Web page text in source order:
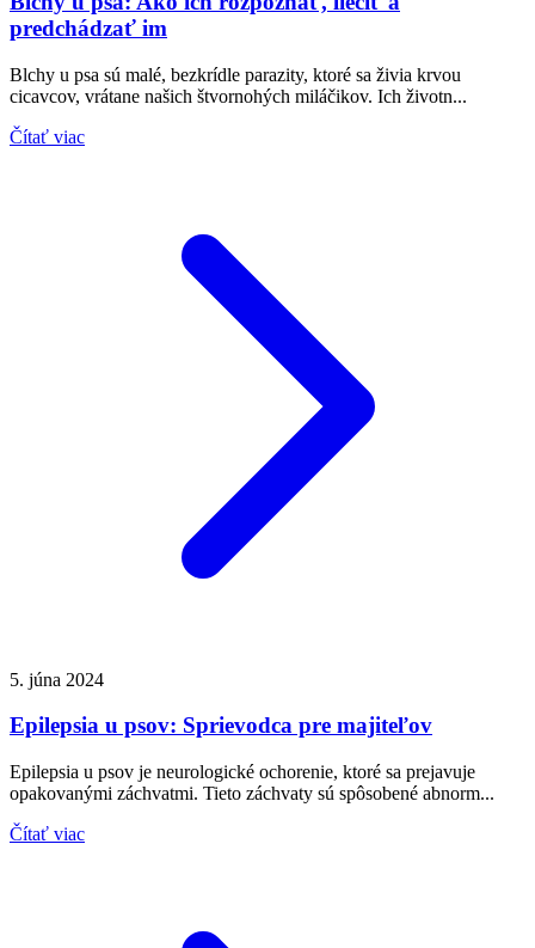
predchádzať im
Blchy u psa sú malé, bezkrídle parazity, ktoré sa živia krvou
cicavcov, vrátane našich štvornohých miláčikov. Ich životn...
Čítať viac
5. júna 2024
Epilepsia u psov: Sprievodca pre majiteľov
Epilepsia u psov je neurologické ochorenie, ktoré sa prejavuje
opakovanými záchvatmi. Tieto záchvaty sú spôsobené abnorm...
Čítať viac